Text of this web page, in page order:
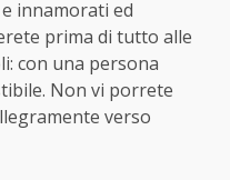
innamorati ed
prima di tutto alle
con una persona
Non vi porrete
verso